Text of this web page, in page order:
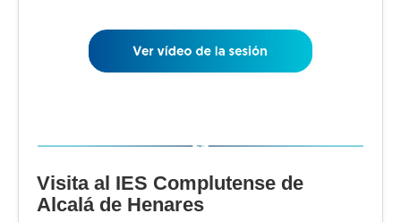
Visita al IES Complutense de
Alcalá de Henares